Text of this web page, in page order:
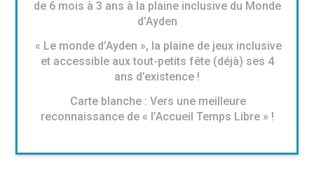
de 6 mois à 3 ans à la plaine inclusive du Monde
d’Ayden
« Le monde d’Ayden », la plaine de jeux inclusive
et accessible aux tout-petits fête (déjà) ses 4
ans d’existence !
Carte blanche : Vers une meilleure
reconnaissance de « l’Accueil Temps Libre » !